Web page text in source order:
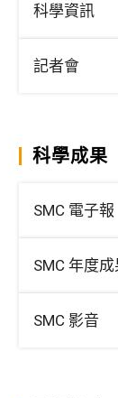
科學資訊
記者會
科學成果
SMC 電子報
SMC 年度
SMC 影音